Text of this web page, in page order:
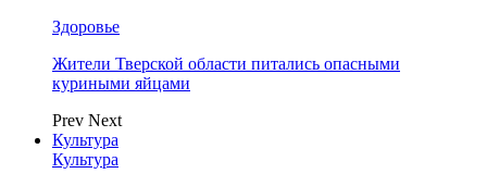
Здоровье
Жители Тверской области питались опасными
куриными яйцами
Prev Next
Культура
Культура